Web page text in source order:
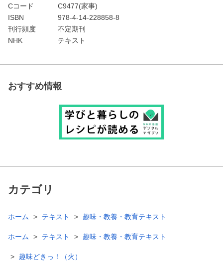
Cコード
C9477(家事)
ISBN
978-4-14-228858-8
刊行頻度
不定期刊
NHK
テキスト
おすすめ情報
カテゴリ
ホーム テキスト 趣味・教養・教育テキスト
ホーム テキスト 趣味・教養・教育テキスト
趣味どきっ！（火）